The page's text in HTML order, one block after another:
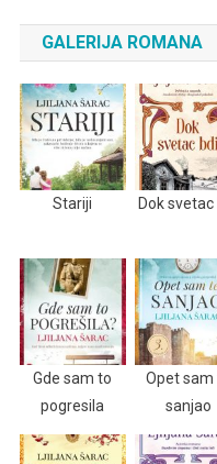
GALERIJA ROMANA
Stariji Dok svetac
Gde sam to
pogresila
Opet sam
sanjao